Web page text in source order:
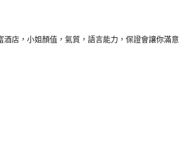
店，小姐顏值，氣質，語言能力，保證會讓你滿意